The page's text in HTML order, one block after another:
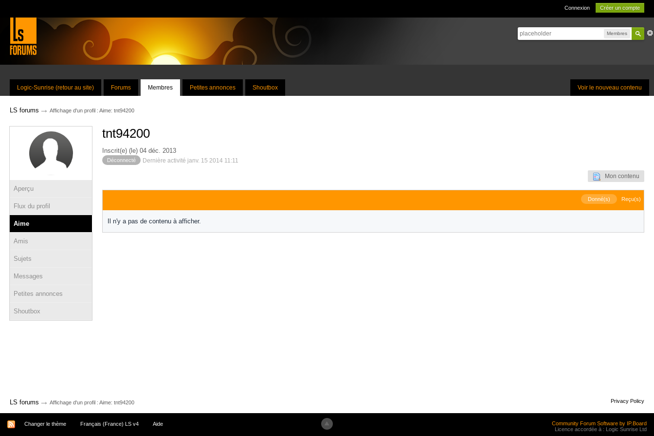
Connexion Créer un compte
Membres
Voir le nouveau contenu
Logic-Sunrise (retour au site) Forums Membres Petites annonces Shoutbox
LS forums → Affichage d'un profil : Aime: tnt94200
Aperçu
Flux du profil
Aime
Amis
Sujets
Messages
Petites annonces
Shoutbox
tnt94200
Inscrit(e) (le) 04 déc. 2013
Déconnecté Dernière activité janv. 15 2014 11:11
Mon contenu
Donné(s) Reçu(s)
Il n'y a pas de contenu à afficher.
LS forums → Affichage d'un profil : Aime: tnt94200 Privacy Policy
Changer le thème Français (France) LS v4 Aide
Community Forum Software by IP.Board
Licence accordée à : Logic Sunrise Ltd